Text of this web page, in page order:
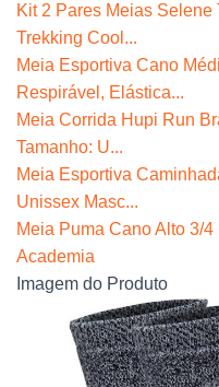
Kit 2 Pares Meias
Trekking Cool...
Meia Esportiva Cano
Respirável, Elástica...
Meia Corrida Hupi Run
Tamanho: U...
Meia Esportiva
Unissex Masc...
Meia Puma Cano Alto 3/
Academia
Imagem do Produto